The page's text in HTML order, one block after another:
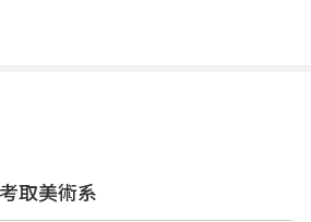
取美術系